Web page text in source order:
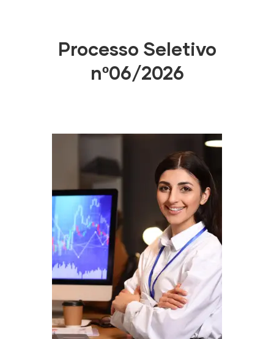
Processo Seletivo
nº06/2026